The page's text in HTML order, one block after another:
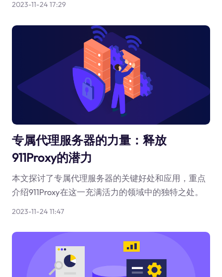
2023-11-24 17:29
专属代理服务器的力量：释放
911Proxy的潜力
本文探讨了专属代理服务器的关键好处和应用，重点
介绍911Proxy在这一充满活力的领域中的独特之处。
2023-11-24 11:47